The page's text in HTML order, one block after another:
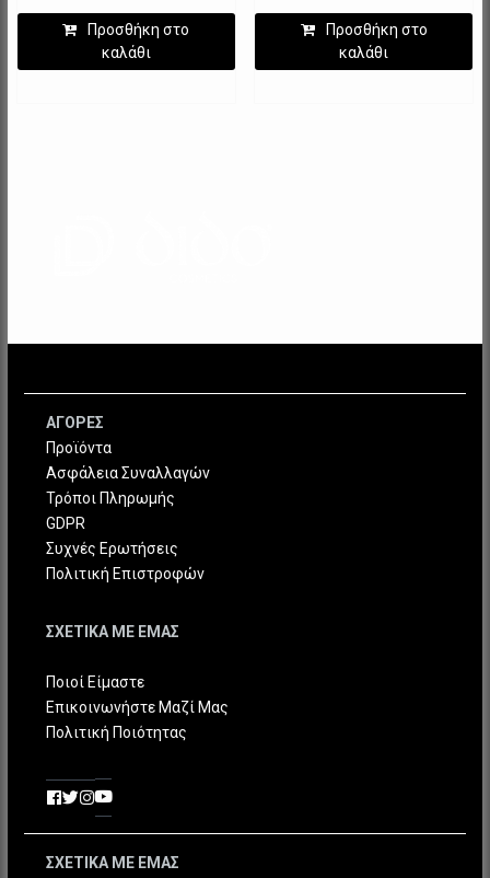
Προσθήκη στο
καλάθι
Προσθήκη στο
καλάθι
ΑΓΟΡΕΣ
Προϊόντα
Ασφάλεια Συναλλαγών
Τρόποι Πληρωμής
GDPR
Συχνές Ερωτήσεις
Πολιτική Επιστροφών
ΣΧΕΤΙΚΑ ΜΕ ΕΜΑΣ
Ποιοί Είμαστε
Επικοινωνήστε Μαζί Μας
Πολιτική Ποιότητας
ΣΧΕΤΙΚΑ ΜΕ ΕΜΑΣ